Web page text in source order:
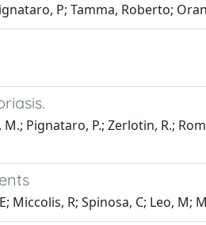
P; Tamma, Roberto;
Pignataro, P.; Zerlotin, R.;
Miccolis, R; Spinosa, C; Leo, M;